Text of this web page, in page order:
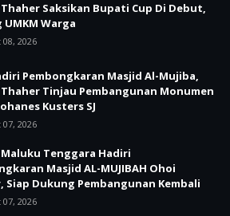
Saksikan Bupati Cup Di Debut,
Warga
2026
Pembongkaran Masjid Al-Mujiba,
Tinjau Pembangunan Monumen
Kusters SJ
2026
Tenggara Hadiri
Masjid AL-MUJIBAH Ohoi
Siap Dukung Pembangunan Kembali
2026